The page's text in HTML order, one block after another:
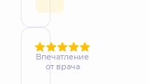
Впечатление
от врача